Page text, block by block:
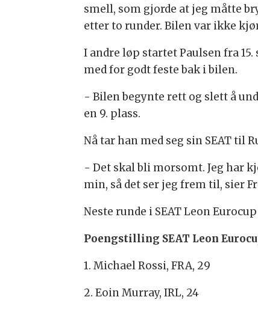
smell, som gjorde at jeg måtte
etter to runder. Bilen var ikke
I andre løp startet Paulsen fra
med for godt feste bak i bilen.
- Bilen begynte rett og slett å
en 9. plass.
Nå tar han med seg sin SEAT til
- Det skal bli morsomt. Jeg har
min, så det ser jeg frem til, sier
Neste runde i SEAT Leon
Poengstilling SEAT Leon
1. Michael Rossi, FRA, 29
2. Eoin Murray, IRL, 24